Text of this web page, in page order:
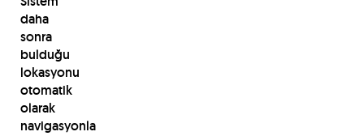
daha
sonra
bulduğu
lokasyonu
otomatik
olarak
navigasyonla